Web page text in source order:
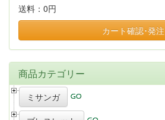
送料： 0円
カート確認･発注
商品カテゴリー
ミサンガ